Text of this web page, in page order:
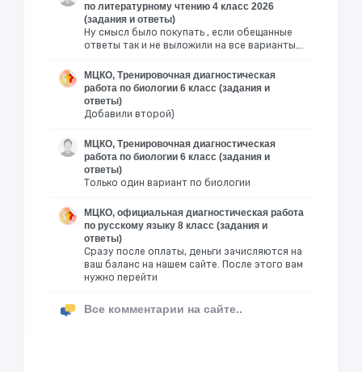
по литературному чтению 4 класс 2026
(задания и ответы)
Ну смысл было покупать , если обещанные
ответы так и не выложили на все варианты….
МЦКО, Тренировочная диагностическая
работа по биологии 6 класс (задания и
ответы)
Добавили второй)
МЦКО, Тренировочная диагностическая
работа по биологии 6 класс (задания и
ответы)
Только один вариант по биологии
МЦКО, официальная диагностическая работа
по русскому языку 8 класс (задания и
ответы)
Сразу после оплаты, деньги зачисляются на
ваш баланс на нашем сайте. После этого вам
нужно перейти
Все комментарии на сайте..